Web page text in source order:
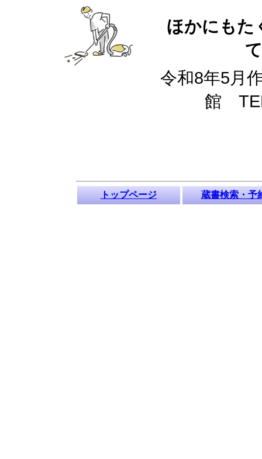
ほかにもた
令和8年5月
館
トップページ 蔵書検索・予